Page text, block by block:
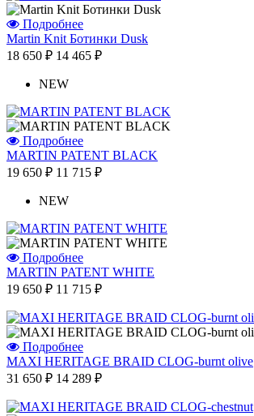
Подробнее
Martin Knit Ботинки Dusk
18 650 ₽ 14 465 ₽
NEW
Подробнее
MARTIN PATENT BLACK
19 650 ₽ 11 715 ₽
NEW
Подробнее
MARTIN PATENT WHITE
19 650 ₽ 11 715 ₽
Подробнее
MAXI HERITAGE BRAID CLOG-burnt olive
31 650 ₽ 14 289 ₽